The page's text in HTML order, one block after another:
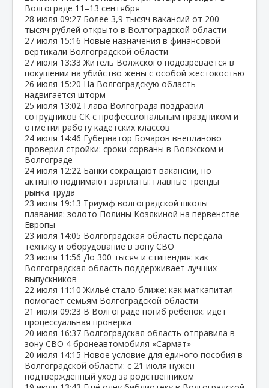
Волгограде 11–13 сентября
28 июля 09:27 Более 3,9 тысяч вакансий от 200
тысяч рублей открыто в Волгоградской области
27 июля 15:16 Новые назначения в финансовой
вертикали Волгоградской области
27 июля 13:33 Житель Волжского подозревается в
покушении на убийство жены с особой жестокостью
26 июля 15:20 На Волгоградскую область
надвигается шторм
25 июля 13:02 Глава Волгограда поздравил
сотрудников СК с профессиональным праздником и
отметил работу кадетских классов
24 июля 14:46 Губернатор Бочаров внепланово
проверил стройки: сроки сорваны в Волжском и
Волгограде
24 июля 12:22 Банки сокращают вакансии, но
активно поднимают зарплаты: главные тренды
рынка труда
23 июля 19:13 Триумф волгоградской школы
плавания: золото Полины Козякиной на первенстве
Европы
23 июля 14:05 Волгоградская область передала
технику и оборудование в зону СВО
23 июля 11:56 До 300 тысяч и стипендия: как
Волгоградская область поддерживает лучших
выпускников
22 июля 11:10 Жильё стало ближе: как маткапитал
помогает семьям Волгоградской области
21 июля 09:23 В Волгограде погиб ребёнок: идёт
процессуальная проверка
20 июля 16:37 Волгоградская область отправила в
зону СВО 4 бронеавтомобиля «Сармат»
20 июля 14:15 Новое условие для единого пособия в
Волгоградской области: с 21 июля нужен
подтверждённый уход за родственником